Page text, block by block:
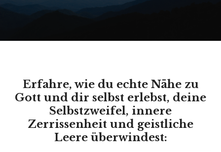
Erfahre, wie du echte Nähe zu
Gott und dir selbst erlebst, deine
Selbstzweifel, innere
Zerrissenheit und geistliche
Leere überwindest: